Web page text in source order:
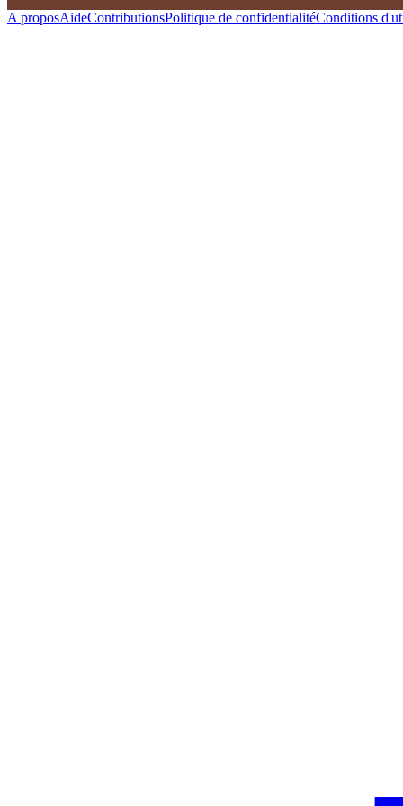
A proposAideContributionsPolitique de confidentialitéConditions